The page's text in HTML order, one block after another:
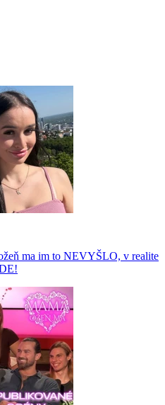
ma im to NEVYŠLO, v realite